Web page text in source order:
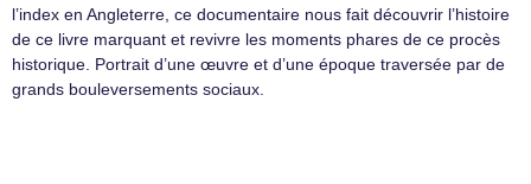
l’index en Angleterre, ce documentaire nous fait découvrir l’histoire
de ce livre marquant et revivre les moments phares de ce procès
historique. Portrait d’une œuvre et d’une époque traversée par de
grands bouleversements sociaux.